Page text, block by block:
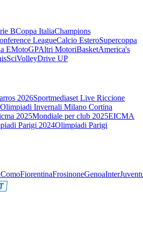
BCoppa ItaliaChampions
LeagueCalcio EsteroSupercoppa
EMotoGPAltri MotoriBasketAmerica's
SciVolleyDrive UP
2026Sportmediaset Live Riccione
Olimpiadi Invernali Milano Cortina
2025Mondiale per club 2025EICMA
Parigi 2024Olimpiadi Parigi
ComoFiorentinaFrosinoneGenoaInter